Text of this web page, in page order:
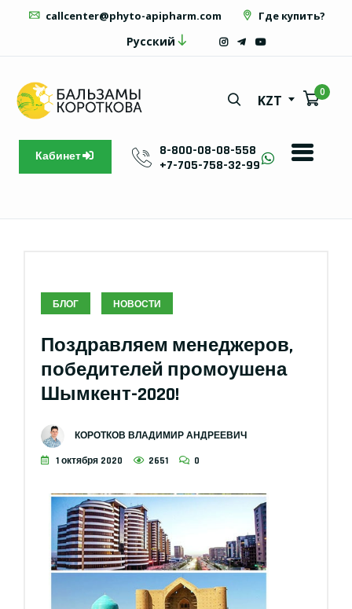
callcenter@phyto-apipharm.com Где купить?
Русский
KZT
0
Кабинет
8-800-08-08-558
+7-705-758-32-99
БЛОГ НОВОСТИ
Поздравляем менеджеров,
победителей промоушена
Шымкент-2020!
КОРОТКОВ ВЛАДИМИР АНДРЕЕВИЧ
1 октября 2020 2651 0